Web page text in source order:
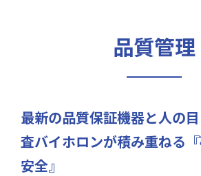
品質管理
最新の品質保証機器と人の
査バイホロンが積み重ねる
安全』